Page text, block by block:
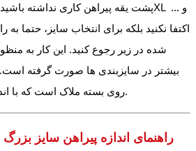
اکتفا نکنید بلکه برای انتخاب سایز، حتما
شده در زیر رجوع کنید. این کار به
بیشتر در سایزبندی ها صورت گرفته است.
روی بسته ملاک است که با اندازه های زیر مطابقت دارد.
راهنمای اندازه پیراهن سایز بزرگ